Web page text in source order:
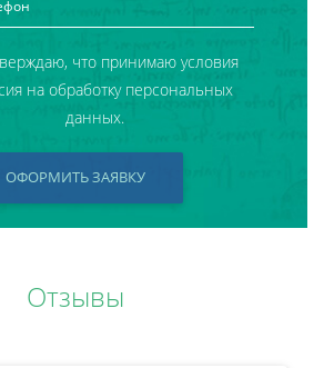
что принимаю условия
на обработку персональных
данных.
ОФОРМИТЬ ЗАЯВКУ
Отзывы